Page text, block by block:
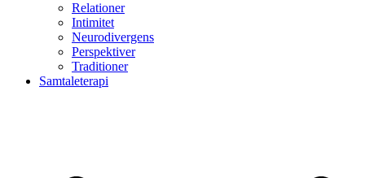
Relationer
Intimitet
Neurodivergens
Perspektiver
Traditioner
Samtaleterapi